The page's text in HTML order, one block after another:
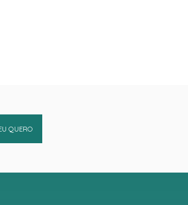
QUERO